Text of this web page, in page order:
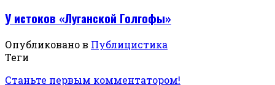
У истоков «Луганской Голгофы»
Опубликовано в Публицистика
Теги
Станьте первым комментатором!